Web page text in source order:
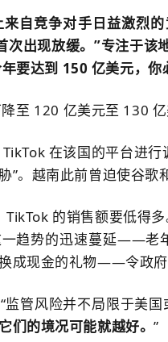
自竞争对手日益激烈
次出现放缓。”专注于该
要达到 150 亿美元，你
至 120 亿美元至 130 亿
在该国的平台进
。 越南此前曾迫使谷歌
的销售额要低得
趋势的迅速蔓延——老
成现金的礼物——令政府
“监管风险并不局限于美
们的境况可能就越好。”